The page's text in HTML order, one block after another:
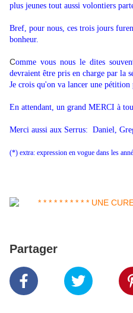
plus jeunes tout aussi volontiers
Bref, pour nous, ces trois jours
bonheur.
Comme vous nous le dites
devraient être pris en charge par la
Je crois qu'on va lancer une pétition
En attendant, un grand MERCI à
Merci aussi aux Serrus: Daniel,
(*) extra: expression en vogue dans les
Partager